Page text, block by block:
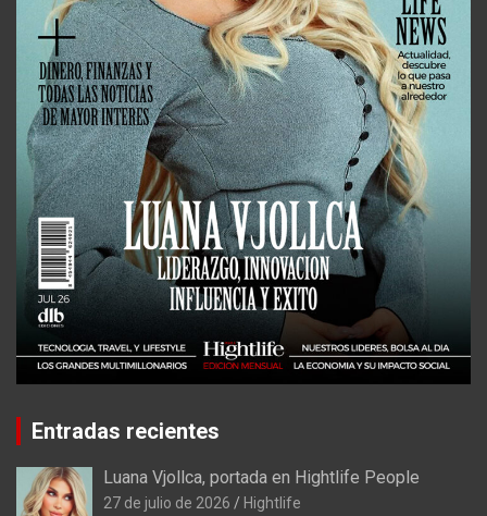
Entradas recientes
Luana Vjollca, portada en Hightlife People
27 de julio de 2026 Hightlife